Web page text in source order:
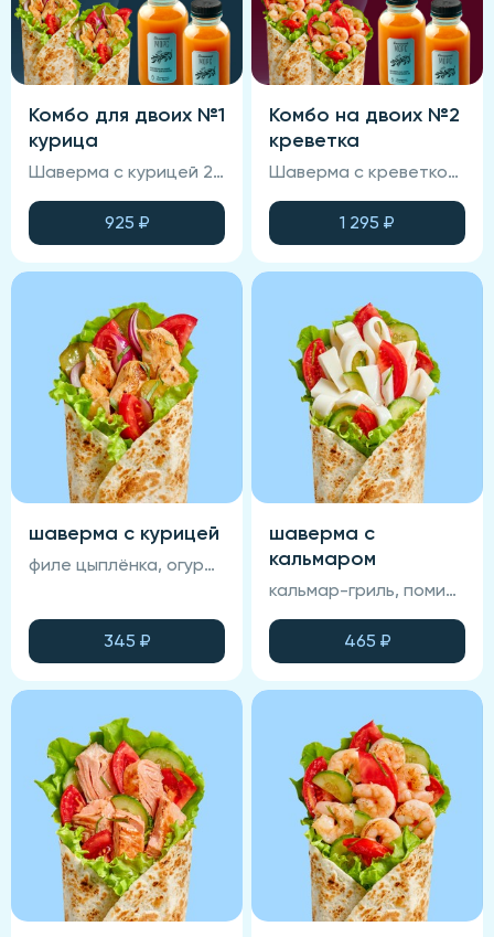
Комбо для двоих №1
курица
Шаверма с курицей 2 шт, морс облепиховый 2 шт
925 ₽
Комбо на двоих №2
креветка
Шаверма с креветкой 2 шт, морс облепиховый 2 шт
1 295 ₽
шаверма с курицей
филе цыплёнка, огурцы маринованные, пекинская капуста, соус спайси, соус фирменный, лаваш, помидоры
345 ₽
шаверма с
кальмаром
кальмар-гриль, помидор свежий, огурец свежий, зеленый салат, лаваш, соус спайси, соус фирменный.
465 ₽